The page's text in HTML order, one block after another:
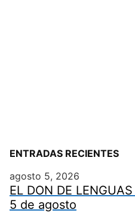
ENTRADAS RECIENTES
agosto 5, 2026
EL DON DE
5 de agosto